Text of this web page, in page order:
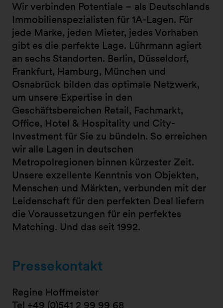
Wir verbinden Potentiale – als Deutschlands
Immobilienspezialisten für 1A-Lagen. Für
jede Marke, jeden Mieter, jedes Vorhaben
gibt es die perfekte Lage. Lührmann agiert
an sechs Standorten. Berlin, Düsseldorf,
Frankfurt, Hamburg, München und
Osnabrück bilden das optimale Netzwerk,
um unsere Expertise in den
Geschäftsbereichen Retail, Fachmarkt,
Office, Hotel & Hospitality und City-
Investment für Sie zu bündeln. So erreichen
wir alle Lagen in deutschen
Metropolregionen binnen kürzester Zeit.
Unsere exzellente Kenntnis von Objekten,
Menschen und Märkten, verbunden mit der
Leidenschaft für den perfekten Deal liefern
die Voraussetzungen für ein perfektes
Matching. Und das seit 1992.
Pressekontakt
Regine Hoffmeister
Tel +49 (0)541 2 99 99 68